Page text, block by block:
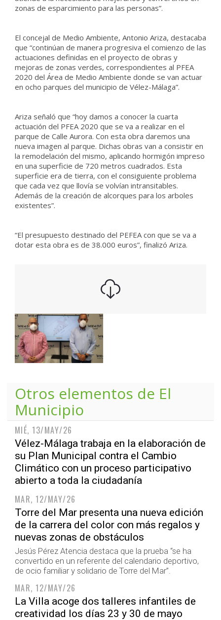
zonas de esparcimiento para las personas”.
El concejal de Medio Ambiente, Antonio Ariza, destacaba
que “continúan de manera progresiva el comienzo de las
actuaciones definidas en el proyecto de obras y
mejoras de zonas verdes, correspondientes al PFEA
2020 del Área de Medio Ambiente donde se van actuar
en ocho parques del municipio de Vélez-Málaga”.
Ariza señaló que “hoy damos a conocer la cuarta
actuación del PFEA 2020 que se va a realizar en el
parque de Calle Aurora. Con esta obra daremos una
nueva imagen al parque. Dichas obras van a consistir en
la remodelación del mismo, aplicando hormigón impreso
en una superficie de 720 metros cuadrados. Esta
superficie era de tierra, con el consiguiente problema
que cada vez que llovía se volvían intransitables.
Además de la creación de alcorques para los arboles
existentes”.
“El presupuesto destinado del PEFEA con que se va a
dotar esta obra es de 38.000 euros”, finalizó Ariza.
Otros elementos de El
Municipio
MIÉ, 13/MAY/26
Vélez-Málaga trabaja en la elaboración de
su Plan Municipal contra el Cambio
Climático con un proceso participativo
abierto a toda la ciudadanía
MAR, 12/MAY/26
Torre del Mar presenta una nueva edición
de la carrera del color con más regalos y
nuevas zonas de obstáculos
Jesús Pérez Atencia destaca que la prueba “se ha
convertido en un referente del calendario deportivo,
de ocio familiar y solidario de Torre del Mar”.
MAR, 12/MAY/26
La Villa acoge dos talleres infantiles de
creatividad los días 23 y 30 de mayo